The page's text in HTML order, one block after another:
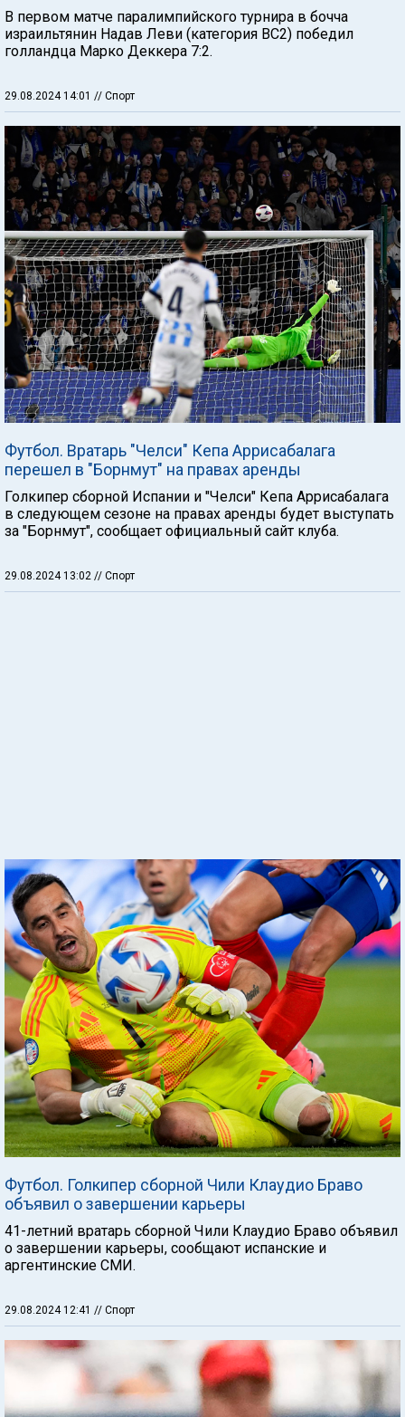
В первом матче паралимпийского турнира в бочча
израильтянин Надав Леви (категория ВС2) победил
голландца Марко Деккера 7:2.
29.08.2024 14:01 // Спорт
Футбол. Вратарь "Челси" Кепа Аррисабалага
перешел в "Борнмут" на правах аренды
Голкипер сборной Испании и "Челси" Кепа Аррисабалага
в следующем сезоне на правах аренды будет выступать
за "Борнмут", сообщает официальный сайт клуба.
29.08.2024 13:02 // Спорт
Футбол. Голкипер сборной Чили Клаудио Браво
объявил о завершении карьеры
41-летний вратарь сборной Чили Клаудио Браво объявил
о завершении карьеры, сообщают испанские и
аргентинские СМИ.
29.08.2024 12:41 // Спорт